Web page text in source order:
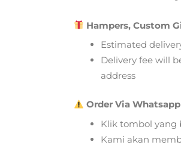
Hampers, Custom
Estimated
Delivery fee will
address
Order Via Whatsapp
Klik tombol yang
Kami akan